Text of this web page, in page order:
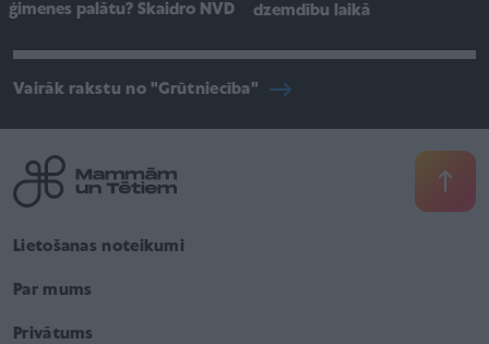
ģimenes palātu? Skaidro NVD
dzemdību laikā
Vairāk rakstu no "Grūtniecība"
Lietošanas noteikumi
Par mums
Privātums